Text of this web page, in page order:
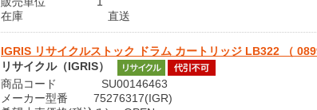
在庫 直送
IGRIS リサイクルストック ドラム カートリッジ LB322 （
リサイクル（IGRIS）
商品コード SU00146463
メーカー型番 75276317(IGR)